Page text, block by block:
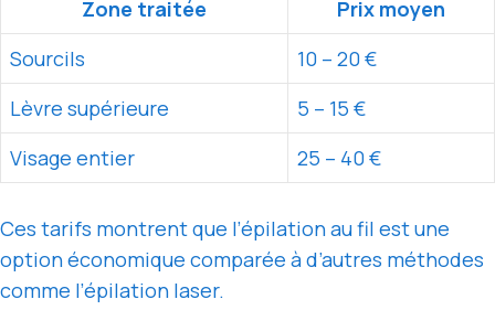
Zone traitée
Prix moyen
Sourcils
10 – 20 €
Lèvre supérieure
5 – 15 €
Visage entier
25 – 40 €
Ces tarifs montrent que l’épilation au fil est une
option économique comparée à d’autres méthodes
comme l’épilation laser.